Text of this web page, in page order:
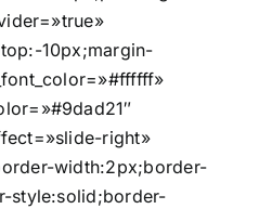
10px;margin-
right»
width:2px;border-
style:solid;border-